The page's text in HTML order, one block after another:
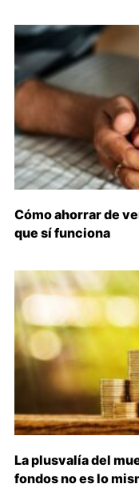
Cómo ahorrar de
que sí funciona
La plusvalía del
fondos no es lo